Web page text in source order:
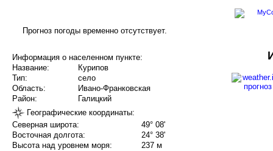
Прогноз погоды временно отсутствует.
Информация о населенном пункте:
Название:
Курипов
Тип:
село
Область:
Ивано-Франковская
Район:
Галицкий
Географические координаты:
Северная широта:
49° 08'
Восточная долгота:
24° 38'
Высота над уровнем моря:
237 м